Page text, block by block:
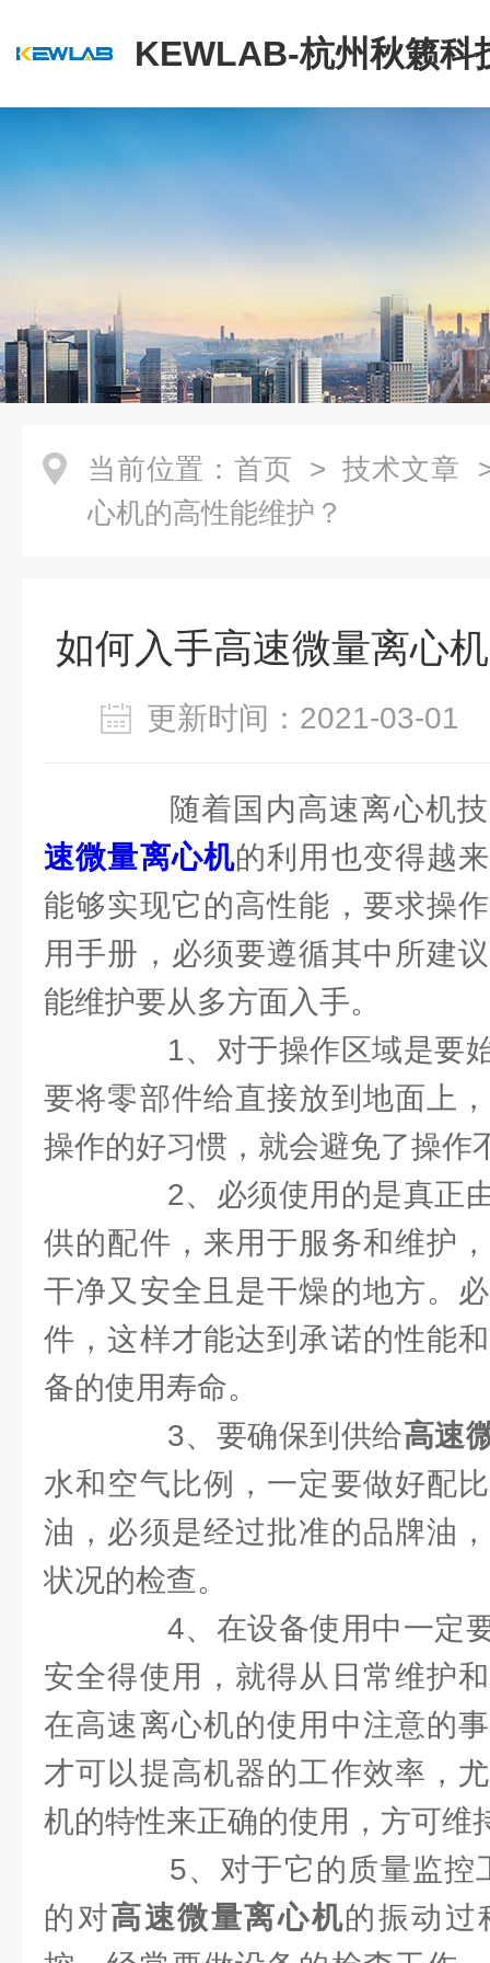
KEWLAB-杭州秋籁科
公司
当前位置： 首页 > 技术文章
心机的高性能维护？
如何入手高速微量离心
更新时间：2021-03-
随着国内高速离心机技
速微量离心机的利用也变得越
能够实现它的高性能，要求操
用手册，必须要遵循其中所建
能维护要从多方面入手。
1、对于操作区域是要始
要将零部件给直接放到地面上
操作的好习惯，就会避免了操作
2、必须使用的是真正由
供的配件，来用于服务和维护
干净又安全且是干燥的地方。
件，这样才能达到承诺的性能
备的使用寿命。
3、要确保到供给高速
水和空气比例，一定要做好配
油，必须是经过批准的品牌油
状况的检查。
4、在设备使用中一定要
安全得使用，就得从日常维护
在高速离心机的使用中注意的
才可以提高机器的工作效率，
机的特性来正确的使用，方可维
5、对于它的质量监控
的对高速微量离心机的振动过